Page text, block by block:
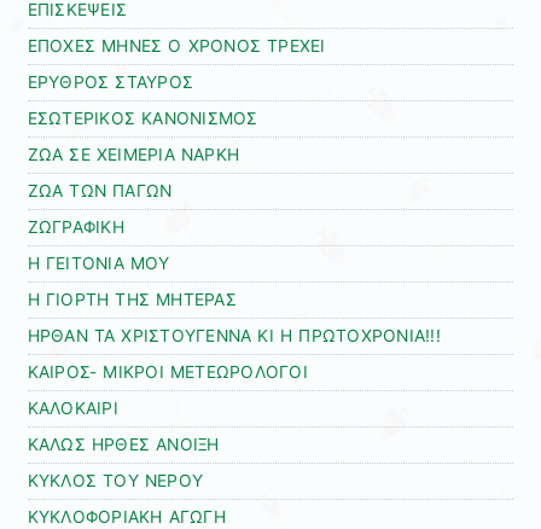
ΕΠΙΣΚΕΨΕΙΣ
ΕΠΟΧΕΣ ΜΗΝΕΣ Ο ΧΡΟΝΟΣ ΤΡΕΧΕΙ
ΕΡΥΘΡΟΣ ΣΤΑΥΡΟΣ
ΕΣΩΤΕΡΙΚΟΣ ΚΑΝΟΝΙΣΜΟΣ
ΖΩΑ ΣΕ ΧΕΙΜΕΡΙΑ ΝΑΡΚΗ
ΖΩΑ ΤΩΝ ΠΑΓΩΝ
ΖΩΓΡΑΦΙΚΗ
Η ΓΕΙΤΟΝΙΑ ΜΟΥ
Η ΓΙΟΡΤΗ ΤΗΣ ΜΗΤΕΡΑΣ
ΗΡΘΑΝ ΤΑ ΧΡΙΣΤΟΥΓΕΝΝΑ ΚΙ Η ΠΡΩΤΟΧΡΟΝΙΑ!!!
ΚΑΙΡΟΣ- ΜΙΚΡΟΙ ΜΕΤΕΩΡΟΛΟΓΟΙ
ΚΑΛΟΚΑΙΡΙ
ΚΑΛΩΣ ΗΡΘΕΣ ΑΝΟΙΞΗ
ΚΥΚΛΟΣ ΤΟΥ ΝΕΡΟΥ
ΚΥΚΛΟΦΟΡΙΑΚΗ ΑΓΩΓΗ